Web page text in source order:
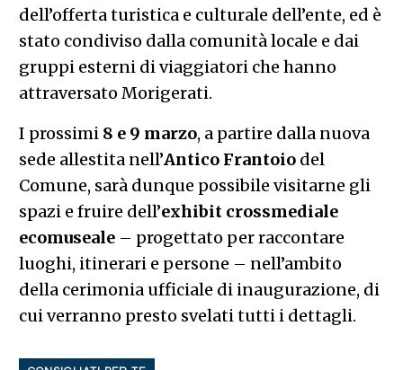
dell’offerta turistica e culturale dell’ente, ed è
stato condiviso dalla comunità locale e dai
gruppi esterni di viaggiatori che hanno
attraversato Morigerati.
I prossimi 8 e 9 marzo, a partire dalla nuova
sede allestita nell’Antico Frantoiodel
Comune, sarà dunque possibile visitarne gli
spazi e fruire dell’exhibit crossmediale
ecomuseale– progettato per raccontare
luoghi, itinerari e persone – nell’ambito
della cerimonia ufficiale di inaugurazione, di
cui verranno presto svelati tutti i dettagli.